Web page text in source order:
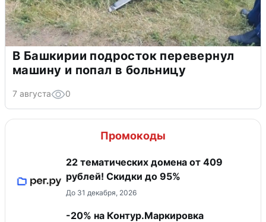
В Башкирии подросток перевернул
машину и попал в больницу
7 августа 0
Промокоды
22 тематических домена от 409
рублей! Скидки до 95%
До 31 декабря, 2026
-20% на Контур.Маркировка